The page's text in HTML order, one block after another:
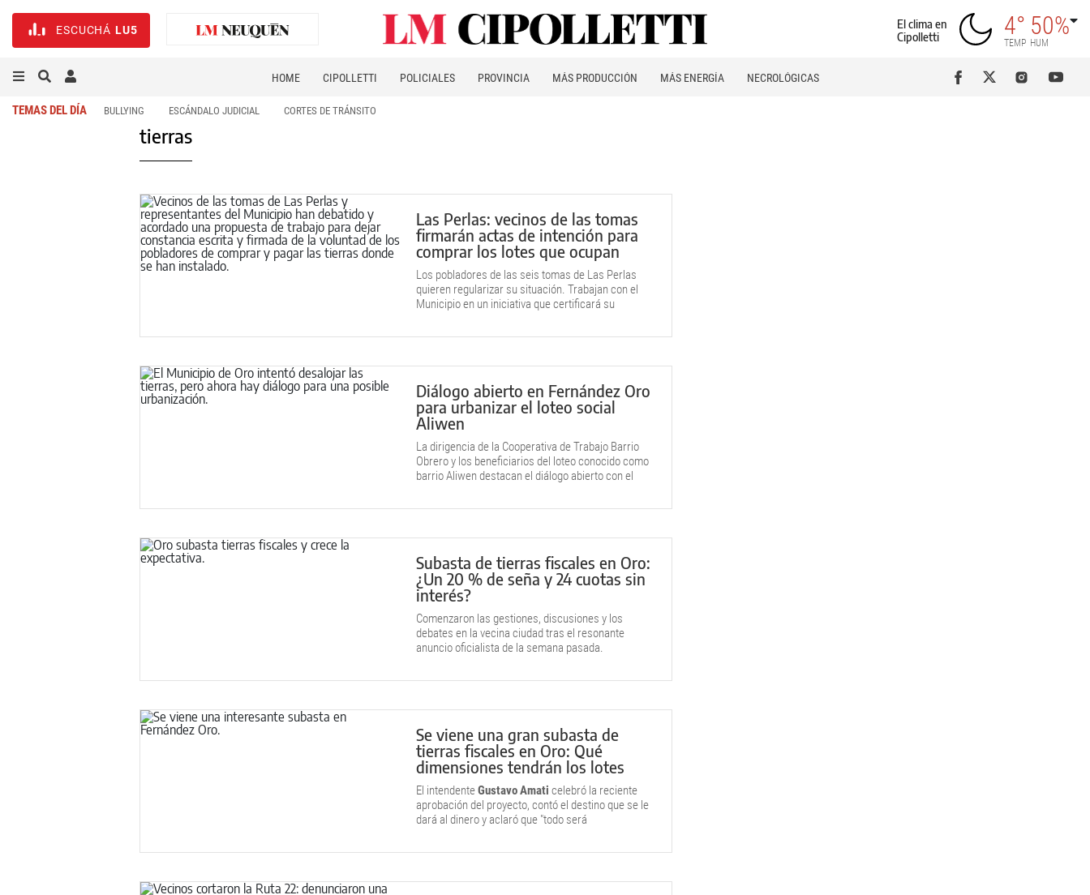
ESCUCHÁ LU5
El clima en
Cipolletti
4°
TEMP
50%
HUM
HOME CIPOLLETTI POLICIALES PROVINCIA MÁS PRODUCCIÓN MÁS ENERGÍA NECROLÓGICAS
TEMAS DEL DÍA BULLYING ESCÁNDALO JUDICIAL CORTES DE TRÁNSITO
tierras
Las Perlas: vecinos de las tomas
firmarán actas de intención para
comprar los lotes que ocupan
Los pobladores de las seis tomas de Las Perlas
quieren regularizar su situación. Trabajan con el
Municipio en un iniciativa que certificará su
Diálogo abierto en Fernández Oro
para urbanizar el loteo social
Aliwen
La dirigencia de la Cooperativa de Trabajo Barrio
Obrero y los beneficiarios del loteo conocido como
barrio Aliwen destacan el diálogo abierto con el
Subasta de tierras fiscales en Oro:
¿Un 20 % de seña y 24 cuotas sin
interés?
Comenzaron las gestiones, discusiones y los
debates en la vecina ciudad tras el resonante
anuncio oficialista de la semana pasada.
Se viene una gran subasta de
tierras fiscales en Oro: Qué
dimensiones tendrán los lotes
El intendenteGustavo Amati celebró la reciente
aprobación del proyecto, contó el destino que se le
dará al dinero y aclaró que "todo será